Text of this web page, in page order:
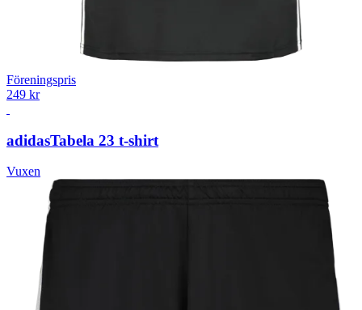
Föreningspris
249 kr
adidasTabela 23 t-shirt
Vuxen